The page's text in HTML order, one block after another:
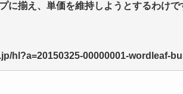
に揃え、単価を維持しようとするわけで
hl?a=20150325-00000001-wordleaf-